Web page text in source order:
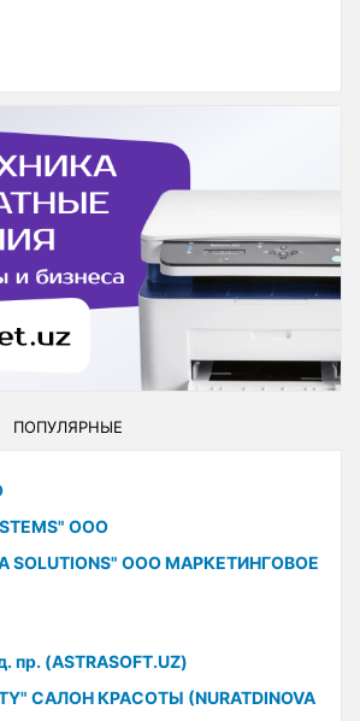
ПОПУЛЯРНЫЕ
ООО
SOLUTIONS" ООО МАРКЕТИНГОВОЕ
пр. (ASTRASOFT.UZ)
САЛОН КРАСОТЫ (NURATDINOVA